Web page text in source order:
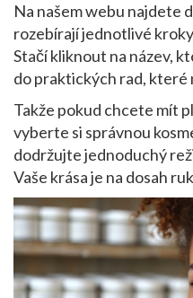
Na našem webu najdete
rozebírají jednotlivé
Stačí kliknout na název,
do praktických rad, které
Takže pokud chcete mít
vyberte si správnou
dodržujte jednoduchý
Vaše krása je na dosah